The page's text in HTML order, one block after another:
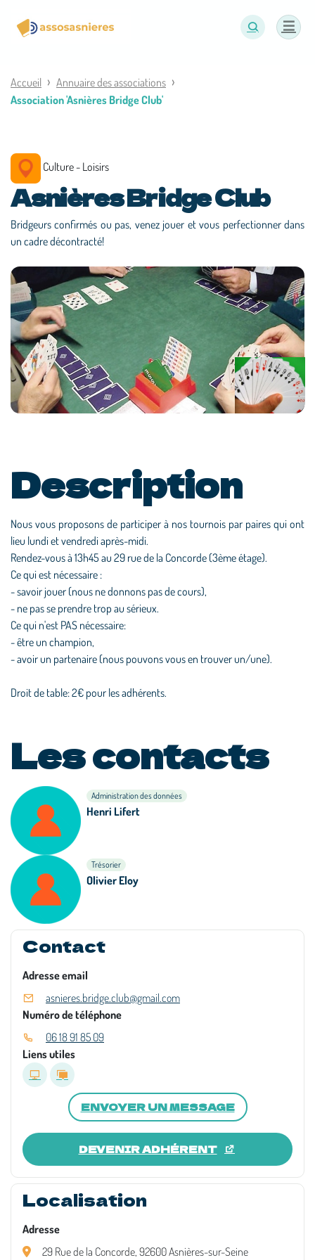
Accueil
Annuaire des associations
Association 'Asnières Bridge Club'
Culture - Loisirs
Asnières Bridge Club
Bridgeurs confirmés ou pas, venez jouer et vous perfectionner dans
un cadre décontracté!
Description
Nous vous proposons de participer à nos tournois par paires qui ont
lieu lundi et vendredi après-midi.
Rendez-vous à 13h45 au 29 rue de la Concorde (3ème étage).
Ce qui est nécessaire :
- savoir jouer (nous ne donnons pas de cours),
- ne pas se prendre trop au sérieux.
Ce qui n'est PAS nécessaire:
- être un champion,
- avoir un partenaire (nous pouvons vous en trouver un/une).
Droit de table: 2€ pour les adhérents.
Les contacts
Administration des données
Henri Lifert
Trésorier
Olivier Eloy
Contact
Adresse email
asnieres.bridge.club@gmail.com
Numéro de téléphone
06 18 91 85 09
Liens utiles
ENVOYER UN MESSAGE
DEVENIR ADHÉRENT
Localisation
Adresse
29 Rue de la Concorde, 92600 Asnières-sur-Seine